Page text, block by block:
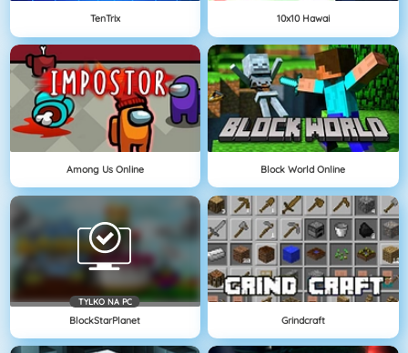
TenTrix 10x10 Hawai
Among Us Online Block World Online
TYLKO NA PC
BlockStarPlanet Grindcraft